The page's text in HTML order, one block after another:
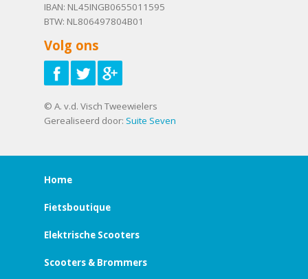
IBAN: NL45INGB0655011595
BTW: NL806497804B01
Volg ons
© A. v.d. Visch Tweewielers
Gerealiseerd door: Suite Seven
Home
Fietsboutique
Elektrische Scooters
Scooters & Brommers